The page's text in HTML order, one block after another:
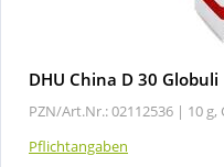
DHU China D 30 Globuli
PZN/Art.Nr.: 02112536 | 10 g,
Pflichtangaben